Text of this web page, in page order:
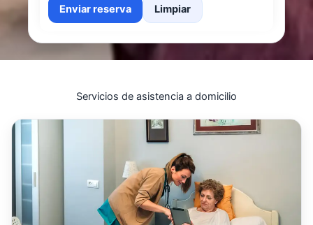
Enviar reserva Limpiar
Servicios de asistencia a domicilio